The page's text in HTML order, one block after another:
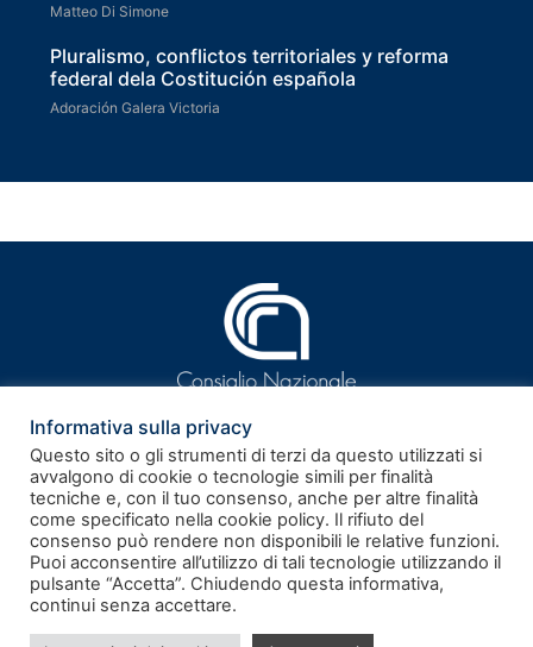
Matteo Di Simone
Pluralismo, conflictos territoriales y reforma
federal dela Costitución española
Adoración Galera Victoria
Rivista telematica – Registrazione al Tribunale di Roma n.
186/2011 del 17.06.2011
ISSN 2281-9339
Informativa sulla privacy
Questo sito o gli strumenti di terzi da questo utilizzati si
avvalgono di cookie o tecnologie simili per finalità
tecniche e, con il tuo consenso, anche per altre finalità
come specificato nella cookie policy. Il rifiuto del
consenso può rendere non disponibili le relative funzioni.
Puoi acconsentire all’utilizzo di tali tecnologie utilizzando il
pulsante “Accetta”. Chiudendo questa informativa,
continui senza accettare.